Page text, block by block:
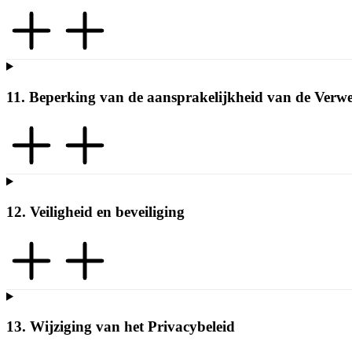
11. Beperking van de aansprakelijkheid van de
12. Veiligheid en beveiliging
13. Wijziging van het Privacybeleid